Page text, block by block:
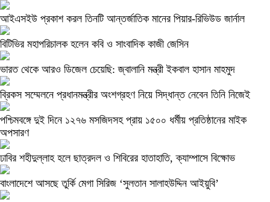
আইএসইউ প্রকাশ করল তিনটি আন্তর্জাতিক মানের পিয়ার-রিভিউড জার্নাল
বিটিভির মহাপরিচালক হলেন কবি ও সাংবাদিক কাজী জেসিন
ভারত থেকে আরও ডিজেল চেয়েছি: জ্বালানি মন্ত্রী ইকবাল হাসান মাহমুদ
ব্রিকস সম্মেলনে প্রধানমন্ত্রীর অংশগ্রহণ নিয়ে সিদ্ধান্ত নেবেন তিনি নিজেই
পশ্চিমবঙ্গে দুই দিনে ১২৭৬ মসজিদসহ প্রায় ১৫০০ ধর্মীয় প্রতিষ্ঠানের মাইক
অপসারণ
ঢাবির শহীদুল্লাহ হলে ছাত্রদল ও শিবিরের হাতাহাতি, ক্যাম্পাসে বিক্ষোভ
বাংলাদেশে আসছে তুর্কি মেগা সিরিজ ‘সুলতান সালাহউদ্দিন আইয়ুবি’